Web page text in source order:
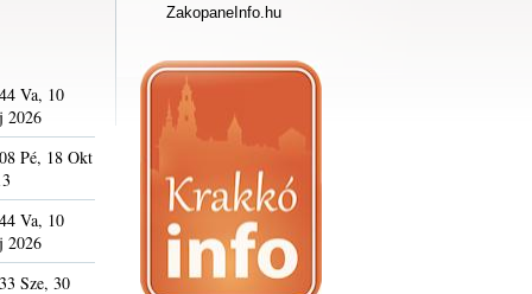
Va, 10
2026
Pé, 18 Okt
Va, 10
2026
Sze, 30
ZakopaneInfo.hu